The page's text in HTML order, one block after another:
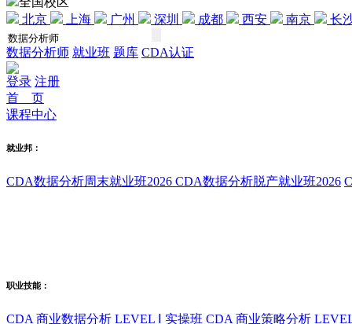
北京
上海 广州 深圳 成都 西安 南京 长
数据分析师 就业班 题库 CDA认证
登录 注册
首 页
课程中心
就业邦：
CDA数据分析周末就业班2026 CDA数据分析脱产就业班2026
职业技能：
CDA 商业数据分析 LEVEL Ⅰ 实操班 CDA 商业策略分析